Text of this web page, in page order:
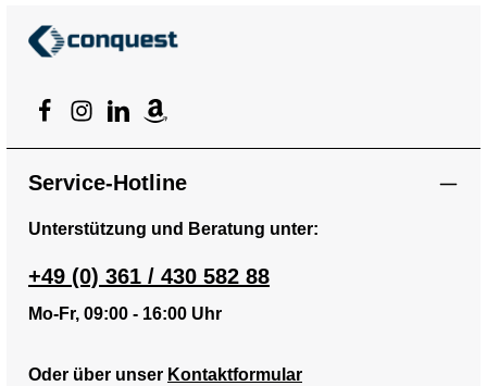
018113 | Marke: LEONARDO
Service-Hotline
Unterstützung und Beratung unter:
+49 (0) 361 / 430 582 88
Mo-Fr, 09:00 - 16:00 Uhr
Oder über unser Kontaktformular